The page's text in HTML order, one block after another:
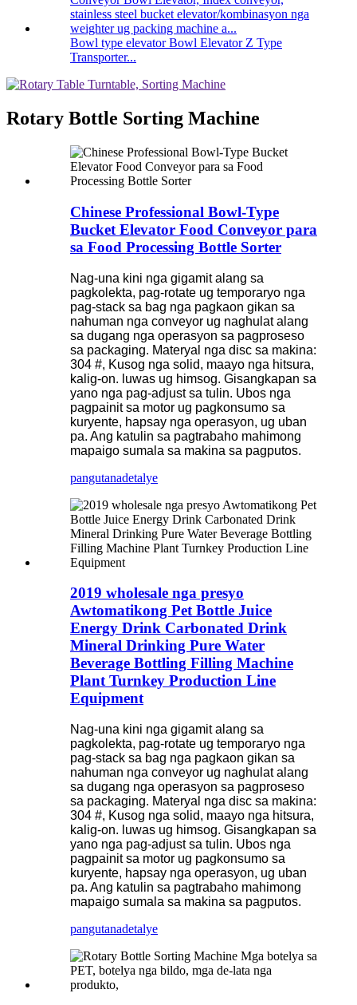
Bowl type elevator Bowl Elevator Z Type
Transporter...
Rotary Bottle Sorting Machine
Chinese Professional Bowl-Type
Bucket Elevator Food Conveyor para
sa Food Processing Bottle Sorter
Nag-una kini nga gigamit alang sa
pagkolekta, pag-rotate ug temporaryo nga
pag-stack sa bag nga pagkaon gikan sa
nahuman nga conveyor ug naghulat alang
sa dugang nga operasyon sa pagproseso
sa packaging. Materyal nga disc sa makina:
304 #, Kusog nga solid, maayo nga hitsura,
kalig-on. luwas ug himsog. Gisangkapan sa
yano nga pag-adjust sa tulin. Ubos nga
pagpainit sa motor ug pagkonsumo sa
kuryente, hapsay nga operasyon, ug uban
pa. Ang katulin sa pagtrabaho mahimong
mapaigo sumala sa makina sa pagputos.
pangutanadetalye
2019 wholesale nga presyo
Awtomatikong Pet Bottle Juice
Energy Drink Carbonated Drink
Mineral Drinking Pure Water
Beverage Bottling Filling Machine
Plant Turnkey Production Line
Equipment
Nag-una kini nga gigamit alang sa
pagkolekta, pag-rotate ug temporaryo nga
pag-stack sa bag nga pagkaon gikan sa
nahuman nga conveyor ug naghulat alang
sa dugang nga operasyon sa pagproseso
sa packaging. Materyal nga disc sa makina:
304 #, Kusog nga solid, maayo nga hitsura,
kalig-on. luwas ug himsog. Gisangkapan sa
yano nga pag-adjust sa tulin. Ubos nga
pagpainit sa motor ug pagkonsumo sa
kuryente, hapsay nga operasyon, ug uban
pa. Ang katulin sa pagtrabaho mahimong
mapaigo sumala sa makina sa pagputos.
pangutanadetalye